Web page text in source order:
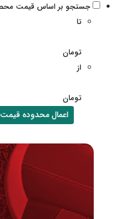
جستجو بر اساس قیمت
تا
تومان
از
تومان
اعمال محدوده